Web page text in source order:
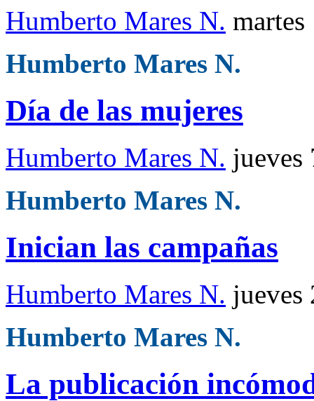
Humberto Mares N.
Humberto Mares N.
Día de las mujeres
Humberto Mares N. jueves
Humberto Mares N.
Inician las campañas
Humberto Mares N. jueves
Humberto Mares N.
La publicación